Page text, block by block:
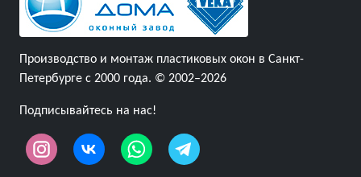
Производство и монтаж пластиковых окон в Санкт-
Петербурге с 2000 года. © 2002–2026
Подписывайтесь на нас!